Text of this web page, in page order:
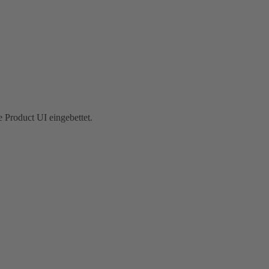
Product UI eingebettet.